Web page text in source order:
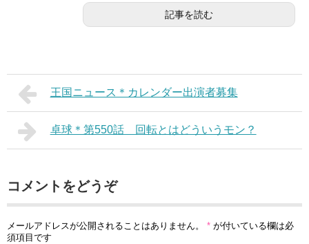
記事を読む
王国ニュース＊カレンダー出演者募集
卓球＊第550話 回転とはどういうモン？
コメントをどうぞ
メールアドレスが公開されることはありません。 * が付いている欄は必
須項目です